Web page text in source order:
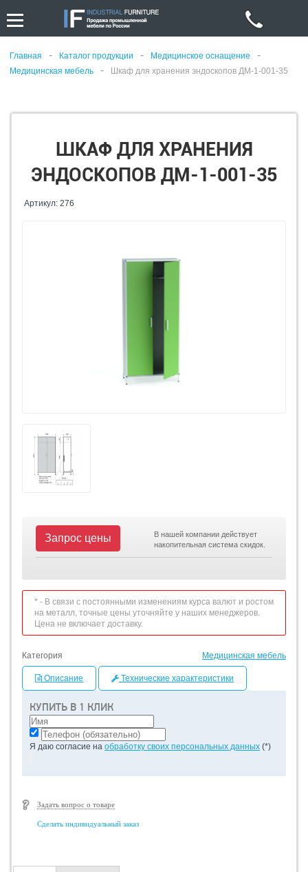
Главная - Каталог продукции - Медицинское оснащение -
Медицинская мебель - Шкаф для хранения эндоскопов ДМ-1-001-35
ШКАФ ДЛЯ ХРАНЕНИЯ
ЭНДОСКОПОВ ДМ-1-001-35
Артикул: 276
КУПИТЬ В 1 КЛИК
Я даю согласие на обработку своих персональных данных (*)
Задать вопрос о товаре
Сделать индивидуальный заказ
Запрос цены
В нашей компании действует
накопительная система скидок.
* - В связи с постоянными изменениям курса валют и ростом
на металл, точные цены уточняйте у наших менеджеров.
Цена не включает доставку.
Категория Медицинская мебель
Описание Технические характеристики